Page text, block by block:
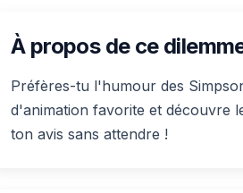
À propos de ce
Préfères-tu l'humour des
d'animation favorite et découvre
ton avis sans attendre !